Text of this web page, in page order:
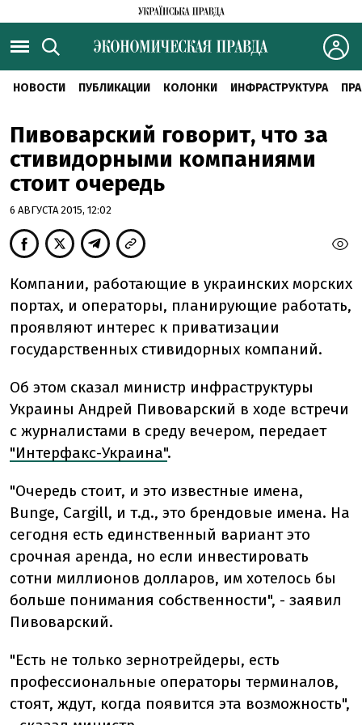
НОВОСТИ ПУБЛИКАЦИИ КОЛОНКИ ИНФРАСТРУКТУРА
Пивоварский говорит, что за
стивидорными компаниями
стоит очередь
6 АВГУСТА 2015, 12:02
Компании, работающие в украинских морских
портах, и операторы, планирующие работать,
проявляют интерес к приватизации
государственных стивидорных компаний.
Об этом сказал министр инфраструктуры
Украины Андрей Пивоварский в ходе встречи
с журналистами в среду вечером, передает
"Интерфакс-Украина".
"Очередь стоит, и это известные имена,
Bunge, Cargill, и т.д., это брендовые имена. На
сегодня есть единственный вариант это
срочная аренда, но если инвестировать
сотни миллионов долларов, им хотелось бы
больше понимания собственности", - заявил
Пивоварский.
"Есть не только зернотрейдеры, есть
профессиональные операторы терминалов,
стоят, ждут, когда появится эта возможность",